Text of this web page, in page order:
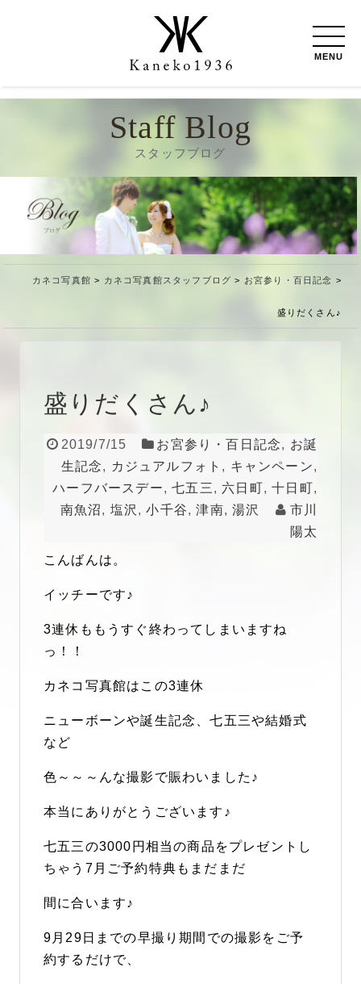
MENU
Staff Blog
スタッフブログ
カネコ写真館 > カネコ写真館スタッフブログ > お宮参り・百日記念 >
盛りだくさん♪
盛りだくさん♪
2019/7/15 お宮参り・百日記念, お誕
生記念, カジュアルフォト , キャンペーン,
ハーフバースデー,七五三, 六日町,十日町,
南魚沼, 塩沢 ,小千谷,津南,湯沢
市川
陽太
こんばんは。
イッチーです♪
3連休ももうすぐ終わってしまいますね
っ！！
カネコ写真館はこの3連休
ニューボーンや誕生記念、七五三や結婚式
など
色～～～んな撮影で賑わいました♪
本当にありがとうございます♪
七五三の3000円相当の商品をプレゼントし
ちゃう7月ご予約特典もまだまだ
間に合います♪
9月29日までの早撮り期間での撮影をご予
約するだけで、